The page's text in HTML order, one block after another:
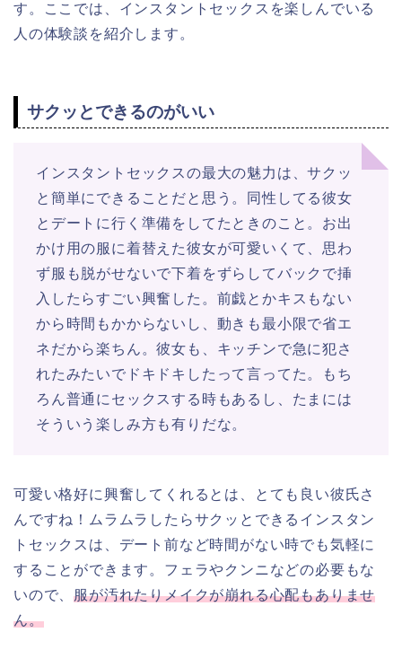
す。ここでは、インスタントセックスを楽しんでいる
人の体験談を紹介します。
サクッとできるのがいい
インスタントセックスの最大の魅力は、サクッ
と簡単にできることだと思う。同性してる彼女
とデートに行く準備をしてたときのこと。お出
かけ用の服に着替えた彼女が可愛いくて、思わ
ず服も脱がせないで下着をずらしてバックで挿
入したらすごい興奮した。前戯とかキスもない
から時間もかからないし、動きも最小限で省エ
ネだから楽ちん。彼女も、キッチンで急に犯さ
れたみたいでドキドキしたって言ってた。もち
ろん普通にセックスする時もあるし、たまには
そういう楽しみ方も有りだな。
可愛い格好に興奮してくれるとは、とても良い彼氏さ
んですね！ムラムラしたらサクッとできるインスタン
トセックスは、デート前など時間がない時でも気軽に
することができます。フェラやクンニなどの必要もな
いので、服が汚れたりメイクが崩れる心配もありませ
ん。